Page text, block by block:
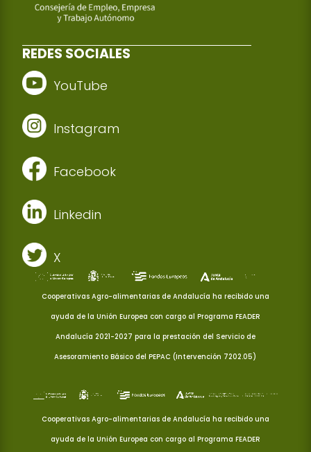
REDES SOCIALES
YouTube
Instagram
Facebook
Linkedin
X
Cooperativas Agro-alimentarias de Andalucía ha recibido una
ayuda de la Unión Europea con cargo al Programa FEADER
Andalucía 2021-2027 para la prestación del Servicio de
Asesoramiento Básico del PEPAC (Intervención 7202.05)
Cooperativas Agro-alimentarias de Andalucía ha recibido una
ayuda de la Unión Europea con cargo al Programa FEADER